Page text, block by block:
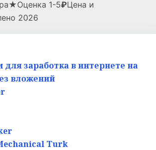
★Оценка 1-5₽Цена и
2026
заработка в интернете на
вложений
Turk